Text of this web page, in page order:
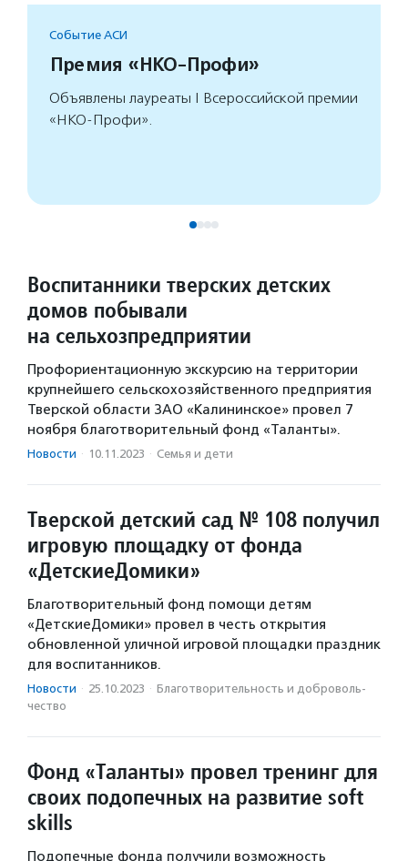
Событие АСИ
Премия «НКО-Профи»
Объявлены лауреаты I Всероссийской премии
«НКО-Профи».
Воспитанники тверских детских
домов побывали
на сельхозпредприятии
Профориентационную экскурсию на территории
крупнейшего сельскохозяйственного предприятия
Тверской области ЗАО «Калининское» провел 7
ноября благотворительный фонд «Таланты».
Новости · 10.11.2023 · Семья и дети
Тверской детский сад № 108 получил
игровую площадку от фонда
«ДетскиеДомики»
Благотворительный фонд помощи детям
«ДетскиеДомики» провел в честь открытия
обновленной уличной игровой площадки праздник
для воспитанников.
Новости · 25.10.2023 · Благотвори­тель­ность и доброволь­
чест­во
Фонд «Таланты» провел тренинг для
своих подопечных на развитие soft
skills
Подопечные фонда получили возможность